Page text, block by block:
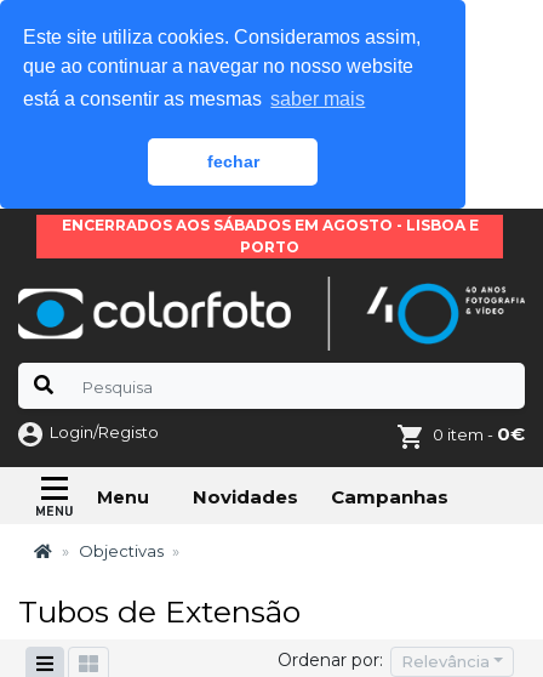
Este site utiliza cookies. Consideramos assim,
que ao continuar a navegar no nosso website
está a consentir as mesmas saber mais
fechar
ENCERRADOS AOS SÁBADOS EM AGOSTO - LISBOA E
PORTO
Login/Registo 0 item - 0€
Menu Novidades Campanhas
Objectivas
Tubos de Extensão
Ordenar por: Relevância